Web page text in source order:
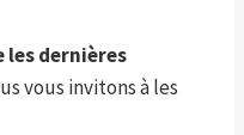
les dernières
vous invitons à les